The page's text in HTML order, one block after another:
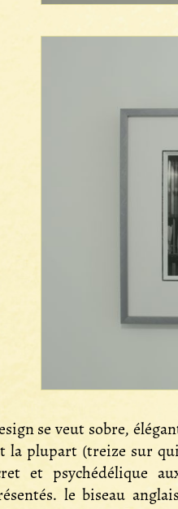
se veut sobre,
la plupart (treize sur
et psychédélique
le biseau